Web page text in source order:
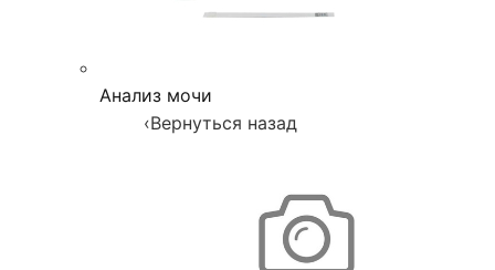
Анализ мочи
‹Вернуться назад